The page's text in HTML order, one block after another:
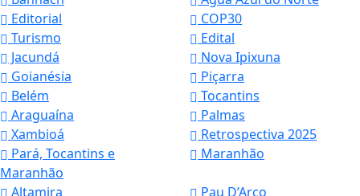
Editorial
COP30
Turismo
Edital
Jacundá
Nova Ipixuna
Goianésia
Piçarra
Belém
Tocantins
Araguaína
Palmas
Xambioá
Retrospectiva 2025
Pará, Tocantins e
Maranhão
Maranhão
Altamira
Pau D’Arco